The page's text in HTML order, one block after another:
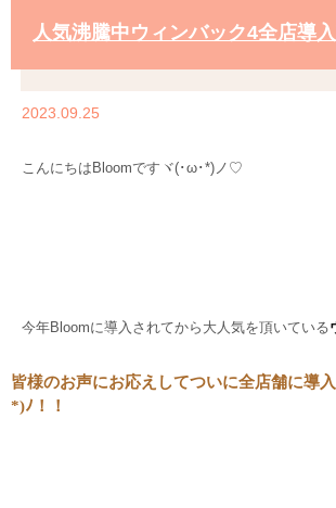
人気沸騰中ウィンバック4全店導入
2023.09.25
こんにちはBloomです ヾ(･ω･*)ノ♡
今年Bloomに導入されてから大人気を頂いている
皆様のお声にお応えしてついに全店舗に導
*)ﾉ！！